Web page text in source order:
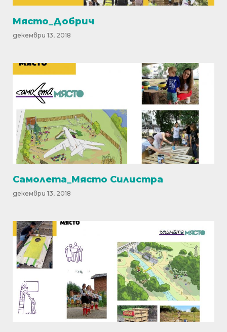
Място_Добрич
декември 13, 2018
Самолета_Място Силистра
декември 13, 2018